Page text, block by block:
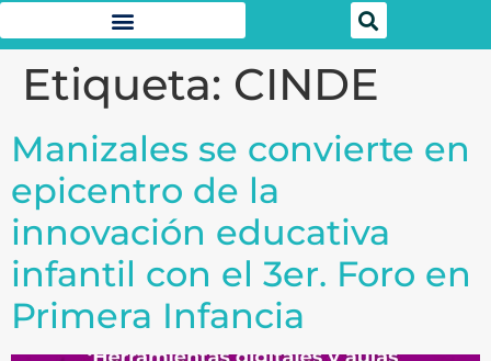
Etiqueta: CINDE
Manizales se convierte en
epicentro de la
innovación educativa
infantil con el 3er. Foro en
Primera Infancia